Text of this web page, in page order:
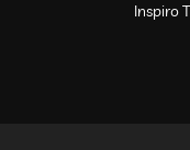
Inspiro